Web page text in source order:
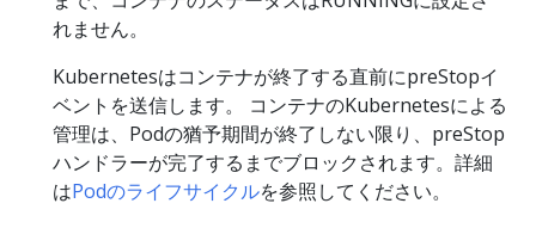
れません。
Kubernetesはコンテナが終了する直前にpreStopイ
ベントを送信します。 コンテナのKubernetesによる
管理は、Podの猶予期間が終了しない限り、preStop
ハンドラーが完了するまでブロックされます。詳細
はPodのライフサイクルを参照してください。